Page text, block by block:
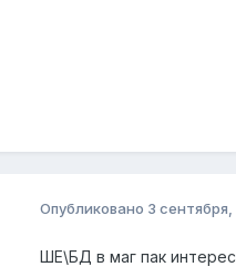
Опубликовано 3 сентября,
ШЕ\БД в маг пак